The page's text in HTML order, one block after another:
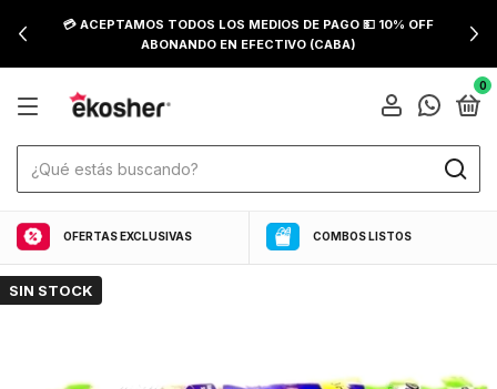
💳 ACEPTAMOS TODOS LOS MEDIOS DE PAGO 💵 10% OFF
ABONANDO EN EFECTIVO (CABA)
0
OFERTAS EXCLUSIVAS COMBOS LISTOS
SIN STOCK